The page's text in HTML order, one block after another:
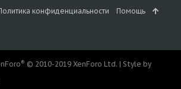
конфиденциальности Помощь
® © 2010-2019 XenForo Ltd. | Style by